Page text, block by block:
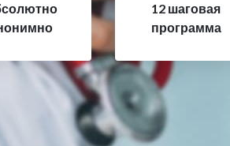
12 шаговая
программа